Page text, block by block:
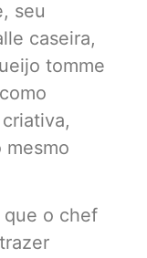
seu
caseira,
tomme
que o chef